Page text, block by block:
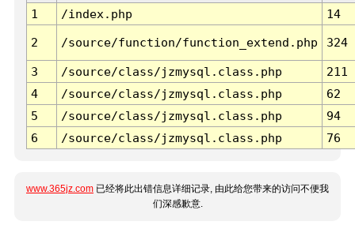
1
/index.php 14
2 /source/function/function_extend.php 324
3 /source/class/jzmysql.class.php
211
4
/source/class/jzmysql.class.php
62
5
/source/class/jzmysql.class.php
94
6
/source/class/jzmysql.class.php 76
www.365jz.com 已经将此出错信息详细记录, 由此给您带来的访问不便我
们深感歉意.